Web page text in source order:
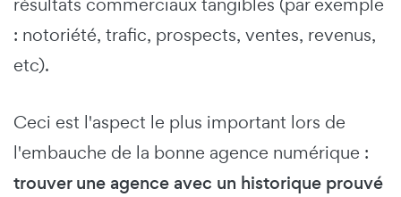
résultats commerciaux tangibles (par exemple
: notoriété, trafic, prospects, ventes, revenus,
etc).
Ceci est l'aspect le plus important lors de
l'embauche de la bonne agence numérique :
trouver une agence avec un historique prouvé